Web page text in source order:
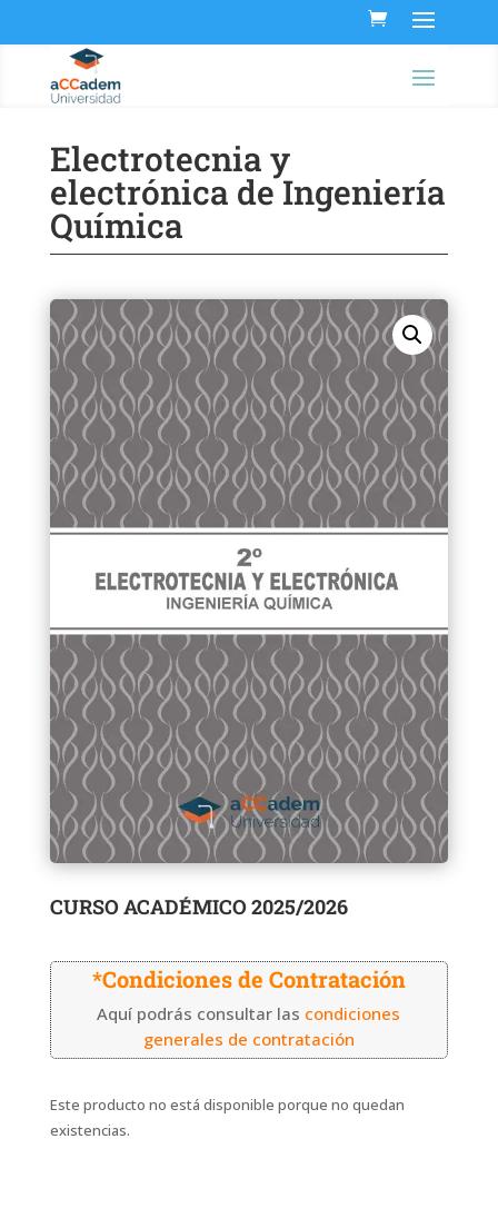
Electrotecnia y
electrónica de Ingeniería
Química
CURSO ACADÉMICO 2025/2026
*Condiciones de Contratación
Aquí podrás consultar las condiciones
generales de contratación
Este producto no está disponible porque no quedan
existencias.